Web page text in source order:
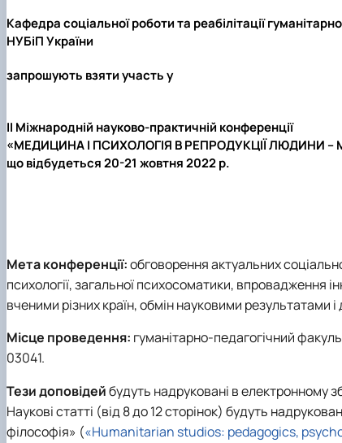
Фотостудія
Телестудія
Відповідальні за інформаційне наповнення веб-
Пам'яті студентів та випускників факультету –
Вартість навчання
Центр профорієнтаційної роботи та сприяння
Старостат
Електронні навчальні курси (Elearn)
Наукові школи
Кафедра соціальної роботи та реабілітації
НУБіП України
запрошують взяти участь у
ІІ Міжнародній науково-практичній конференції
«МЕДИЦИНА І ПСИХОЛОГІЯ В РЕПРОДУКЦІЇ ЛЮДИНИ
що відбудеться20-21 жовтня 2022 р.
Мета конференції:обговорення актуальних
психології, загальної психосоматики, впровадження
вченими різних країн, обмін науковими результатами
Місце проведення: гуманітарно-педагогічний
03041.
Тези доповідейбудуть надруковані в електронному
Наукові статті (від 8 до 12 сторінок) будуть
філософія» («Humanitarian studios: pedagogics,